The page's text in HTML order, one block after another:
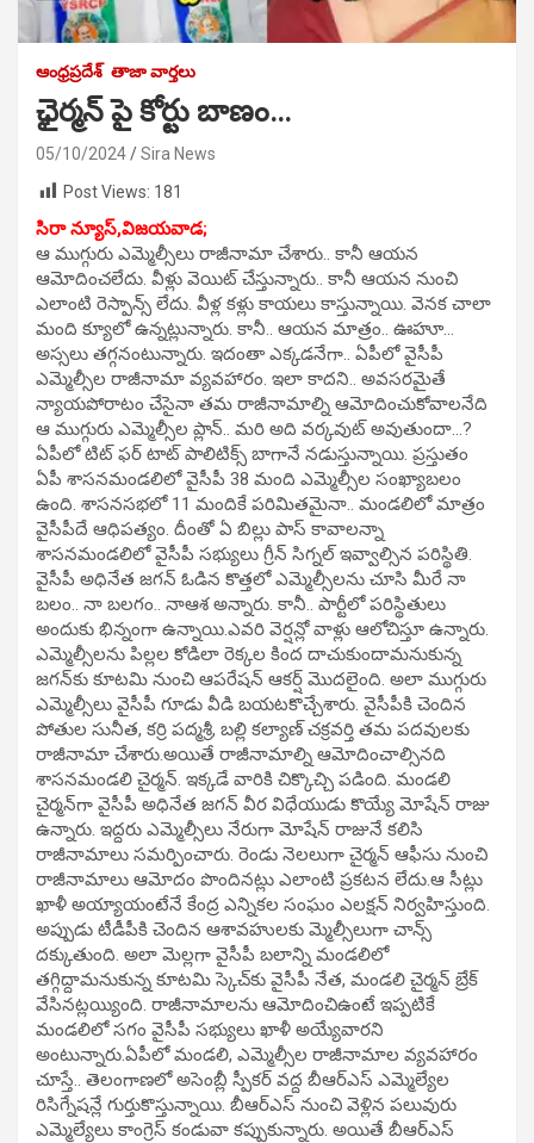
ఆంధ్రప్రదేశ్ తాజా వార్తలు
ఛైర్మన్ పై కోర్టు బాణం…
05/10/2024
Sira News
Post Views: 181
సిరా న్యూస్,విజయవాడ;
ఆ ముగ్గురు ఎమ్మెల్సీలు రాజీనామా చేశారు.. కానీ ఆయన
ఆమోదించలేదు. వీళ్లు వెయిట్‌ చేస్తున్నారు.. కానీ ఆయన నుంచి
ఎలాంటి రెస్పాన్స్‌ లేదు. వీళ్ల కళ్లు కాయలు కాస్తున్నాయి. వెనక చాలా
మంది క్యూలో ఉన్నట్లున్నారు. కానీ.. ఆయన మాత్రం.. ఊహూ…
అస్సలు తగ్గనంటున్నారు. ఇదంతా ఎక్కడనేగా.. ఏపీలో వైసీపీ
ఎమ్మెల్సీల రాజీనామా వ్యవహారం. ఇలా కాదని.. అవసరమైతే
న్యాయపోరాటం చేసైనా తమ రాజీనామాల్ని ఆమోదించుకోవాలనేది
ఆ ముగ్గురు ఎమ్మెల్సీల ప్లాన్‌.. మరి అది వర్కవుట్‌ అవుతుందా…?
ఏపీలో టిట్‌ ఫర్ టాట్‌ పాలిటిక్స్‌ బాగానే నడుస్తున్నాయి. ప్రస్తుతం
ఏపీ శాసనమండలిలో వైసీపీ 38 మంది ఎమ్మెల్సీల సంఖ్యాబలం
ఉంది. శాసనసభలో 11 మందికే పరిమితమైనా.. మండలిలో మాత్రం
వైసీపీదే ఆధిపత్యం. దీంతో ఏ బిల్లు పాస్‌ కావాలన్నా
శాసనమండలిలో వైసీపీ సభ్యులు గ్రీన్‌ సిగ్నల్‌ ఇవ్వాల్సిన పరిస్థితి.
వైసీపీ అధినేత జగన్‌ ఓడిన కొత్తలో ఎమ్మెల్సీలను చూసి మీరే నా
బలం.. నా బలగం.. నాఆశ అన్నారు. కానీ.. పార్టీలో పరిస్థితులు
అందుకు భిన్నంగా ఉన్నాయి.ఎవరి వెర్షన్లో వాళ్లు ఆలోచిస్తూ ఉన్నారు.
ఎమ్మెల్సీలను పిల్లల కోడిలా రెక్కల కింద దాచుకుందామనుకున్న
జగన్‌కు కూటమి నుంచి ఆపరేషన్‌ ఆకర్ష్‌ మొదలైంది. అలా ముగ్గురు
ఎమ్మెల్సీలు వైసీపీ గూడు వీడి బయటకొచ్చేశారు. వైసీపీకి చెందిన
పోతుల సునీత, కర్రి పద్మశ్రీ, బల్లి కల్యాణ్‌ చక్రవర్తి తమ పదవులకు
రాజీనామా చేశారు.అయితే రాజీనామాల్ని ఆమోదించాల్సినది
శాసనమండలి చైర్మన్‌. ఇక్కడే వారికి చిక్కొచ్చి పడింది. మండలి
చైర్మన్‌గా వైసీపీ అధినేత జగన్‌ వీర విధేయుడు కొయ్యే మోషేన్‌ రాజు
ఉన్నారు. ఇద్దరు ఎమ్మెల్సీలు నేరుగా మోషేన్‌ రాజునే కలిసి
రాజీనామాలు సమర్పించారు. రెండు నెలలుగా చైర్మన్‌ ఆఫీసు నుంచి
రాజీనామాలు ఆమోదం పొందినట్లు ఎలాంటి ప్రకటన లేదు.ఆ సీట్లు
ఖాళీ అయ్యాయంటేనే కేంద్ర ఎన్నికల సంఘం ఎలక్షన్‌ నిర్వహిస్తుంది.
అప్పుడు టీడీపీకి చెందిన ఆశావహులకు మ్మెల్సీలుగా చాన్స్‌
దక్కుతుంది. అలా మెల్లగా వైసీపీ బలాన్ని మండలిలో
తగ్గిద్దామనుకున్న కూటమి స్కెచ్‌కు వైసీపీ నేత, మండలి చైర్మన్‌ బ్రేక్‌
వేసినట్లయ్యింది. రాజీనామాలను ఆమోదించిఉంటే ఇప్పటికే
మండలిలో సగం వైసీపీ సభ్యులు ఖాళీ అయ్యేవారని
అంటున్నారు.ఏపీలో మండలి, ఎమ్మెల్సీల రాజీనామాల వ్యవహారం
చూస్తే.. తెలంగాణలో అసెంబ్లీ స్పీకర్‌ వద్ద బీఆర్ఎస్‌ ఎమ్మెల్యేల
రిసిగ్నేషన్లే గుర్తుకొస్తున్నాయి. బీఆర్ఎస్‌ నుంచి వెళ్లిన పలువురు
ఎమ్మెల్యేలు కాంగ్రెస్‌ కండువా కప్పుకున్నారు. అయితే బీఆర్ఎస్‌